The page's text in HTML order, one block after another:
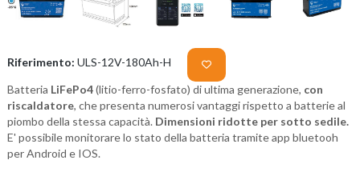
Riferimento: ULS-12V-180Ah-H
Batteria LiFePo4(litio-ferro-fosfato) di ultima generazione, con
riscaldatore, che presenta numerosi vantaggi rispetto a batterie al
piombo della stessa capacità. Dimensioni ridotte per sotto sedile.
E' possibile monitorare lo stato della batteria tramite app bluetooh
per Android e IOS.